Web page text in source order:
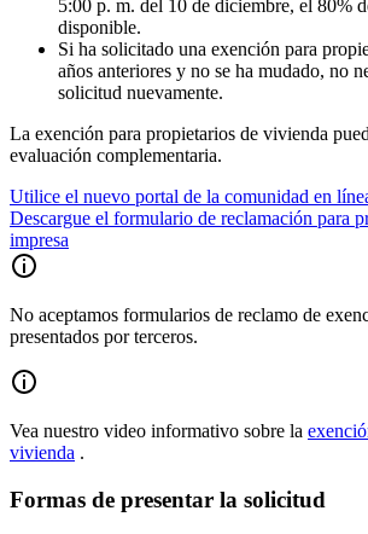
5:00 p. m. del 10 de diciembre, el 80%
disponible.
Si ha solicitado una exención para
años anteriores y no se ha mudado, no
solicitud nuevamente.
La exención para propietarios de vivienda
evaluación complementaria.
Utilice el nuevo portal de la comunidad en
Descargue el formulario de reclamación para
impresa
No aceptamos formularios de reclamo de
presentados por terceros.
Vea nuestro video informativo sobre la
vivienda .
Formas de presentar la solicitud